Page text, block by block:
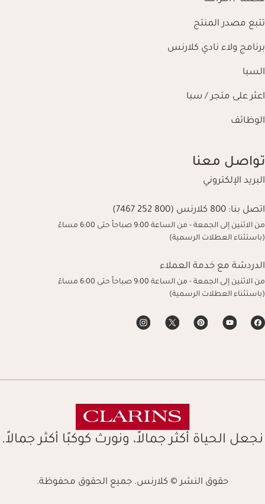
تتبع مصدر المنتج
برنامج ولاء نادي كلارنس
السبا
اعثر على متجر / سبا
الوظائف
تواصل معنا
البريد الإلكتروني
اتصل بنا: 800 كلارنس (800 252 7467)
من الاثنين إلى الجمعة - من الساعة 9:00 صباحاً حتى 6:00 مساءً
(باستثناء العطلات الرسمية)
الدردشة مع خدمة العملاء
من الاثنين إلى الجمعة - من الساعة 9:00 صباحاً حتى 6:00 مساءً
(باستثناء العطلات الرسمية)
نجعل الحياة أكثر جمالاً، ونورث كوكبًا أكثر جمالاً.
حقوق النشر © كلارنس. جميع الحقوق محفوظة.